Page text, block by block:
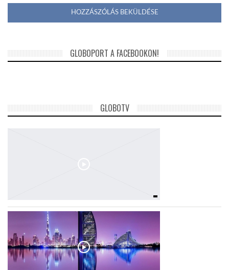
GLOBOPORT A FACEBOOKON!
GLOBOTV